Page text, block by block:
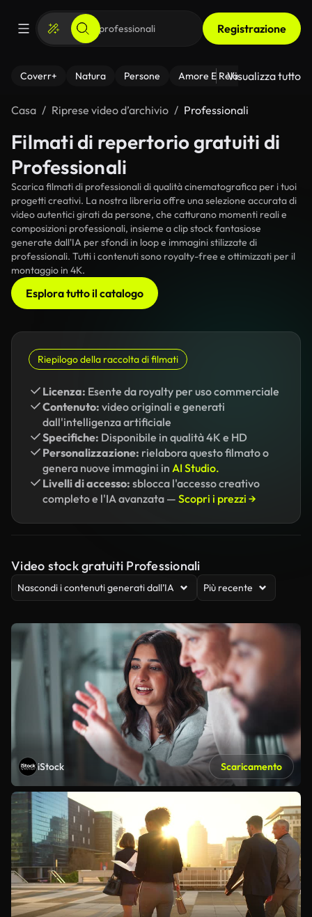
Registrazione
Coverr+ Natura Persone Amore E Relazioni Il
Visualizza tutto
Casa Riprese video d’archivio Professionali
Filmati di repertorio gratuiti di
Professionali
Scarica filmati di professionali di qualità cinematografica per i tuoi
progetti creativi. La nostra libreria offre una selezione accurata di
video autentici girati da persone, che catturano momenti reali e
composizioni professionali, insieme a clip stock fantasiose
generate dall'IA per sfondi in loop e immagini stilizzate di
professionali. Tutti i contenuti sono royalty-free e ottimizzati per il
montaggio in 4K.
Esplora tutto il catalogo
Riepilogo della raccolta di filmati
Licenza: Esente da royalty per uso commerciale
Contenuto: video originali e generati
dall'intelligenza artificiale
Specifiche: Disponibile in qualità 4K e HD
Personalizzazione: rielabora questo filmato o
genera nuove immagini in AI Studio.
Livelli di accesso: sblocca l'accesso creativo
completo e l'IA avanzata — Scopri i prezzi →
Video stock gratuiti Professionali
Nascondi i contenuti generati dall’IA Più recente
iStock Scaricamento